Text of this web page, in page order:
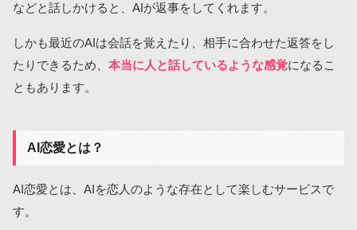
などと話しかけると、AIが返事をしてくれます。
しかも最近のAIは会話を覚えたり、相手に合わせた返答をし
たりできるため、 本当に人と話しているような感覚になるこ
ともあります。
AI恋愛とは？
AI恋愛とは、AIを恋人のような存在として楽しむサービスで
す。